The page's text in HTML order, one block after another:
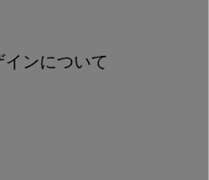
ンについて